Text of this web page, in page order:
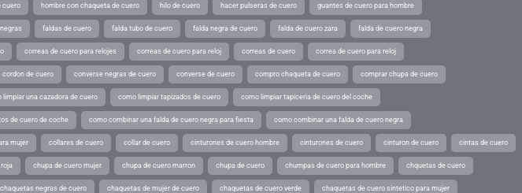
cuero hombre con chaqueta de cuero hilo de cuero hacer pulseras de cuero guantes de cuero para hombre
faldas de cuero falda tubo de cuero falda negra de cuero falda de cuero zara falda de cuero negra
correas de cuero para relojes correas de cuero para reloj correas de cuero correa de cuero para reloj
cordon de cuero converse negras de cuero converse de cuero compro chaqueta de cuero comprar chupa de cuero
limpiar una cazadora de cuero como limpiar tapizados de cuero como limpiar tapiceria de cuero del coche
de cuero de coche como combinar una falda de cuero negra para fiesta como combinar una falda de cuero negra
mujer collares de cuero collar de cuero cinturones de cuero hombre cinturones de cuero cinturon de cuero cintas de cuero
chupa de cuero mujer chupa de cuero marron chupa de cuero chumpas de cuero para hombre chquetas de cuero
chaquetas negras de cuero chaquetas de mujer de cuero chaquetas de cuero verde chaquetas de cuero sintetico para mujer